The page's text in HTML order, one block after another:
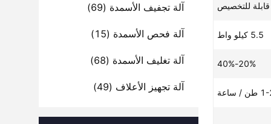
قابلة للتخصيص
5.5 كيلو واط
20%-40%
/ ساعة
آلة تجفيف الأسمدة (69)
آلة فحص الأسمدة (15)
آلة تغليف الأسمدة (68)
آلة تجهيز الأعلاف (49)